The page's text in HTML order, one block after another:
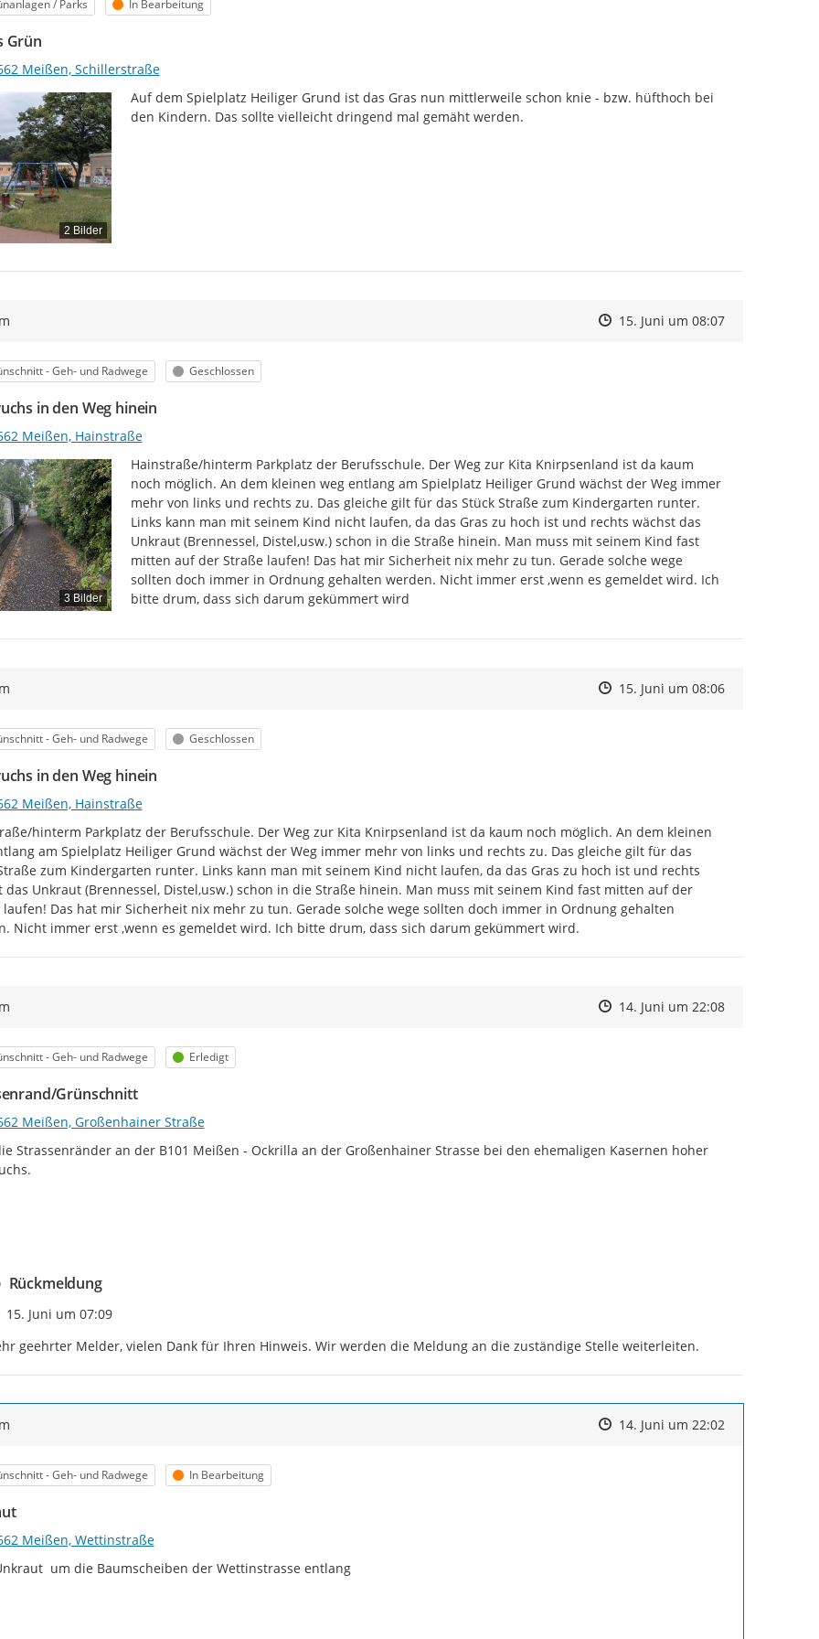
/ Parks Status
In Bearbeitung
Grün
Meißen, Schillerstraße
2 Bilder
Auf dem Spielplatz Heiliger Grund ist das Gras nun mittlerweile schon knie - bzw. hüfthoch bei
den Kindern. Das sollte vielleicht dringend mal gemäht werden.
Zeitpunkt des Erstellens
Zeitpunkt des Erstellens
15. Juni um 08:07Zur Äußerung
- Geh- und Radwege Status
Geschlossen
in den Weg hinein
Meißen, Hainstraße
3 Bilder
Hainstraße/hinterm Parkplatz der Berufsschule. Der Weg zur Kita Knirpsenland ist da kaum
noch möglich. An dem kleinen weg entlang am Spielplatz Heiliger Grund wächst der Weg immer
mehr von links und rechts zu. Das gleiche gilt für das Stück Straße zum Kindergarten runter.
Links kann man mit seinem Kind nicht laufen, da das Gras zu hoch ist und rechts wächst das
Unkraut (Brennessel, Distel,usw.) schon in die Straße hinein. Man muss mit seinem Kind fast
mitten auf der Straße laufen! Das hat mir Sicherheit nix mehr zu tun. Gerade solche wege
sollten doch immer in Ordnung gehalten werden. Nicht immer erst ,wenn es gemeldet wird. Ich
bitte drum, dass sich darum gekümmert wird
Zeitpunkt des Erstellens
Zeitpunkt des Erstellens
15. Juni um 08:06Zur Äußerung
- Geh- und Radwege Status
Geschlossen
in den Weg hinein
Meißen, Hainstraße
hinterm Parkplatz der Berufsschule. Der Weg zur Kita Knirpsenland ist da kaum noch möglich. An dem kleinen
am Spielplatz Heiliger Grund wächst der Weg immer mehr von links und rechts zu. Das gleiche gilt für das
zum Kindergarten runter. Links kann man mit seinem Kind nicht laufen, da das Gras zu hoch ist und rechts
das Unkraut (Brennessel, Distel,usw.) schon in die Straße hinein. Man muss mit seinem Kind fast mitten auf der
laufen! Das hat mir Sicherheit nix mehr zu tun. Gerade solche wege sollten doch immer in Ordnung gehalten
Nicht immer erst ,wenn es gemeldet wird. Ich bitte drum, dass sich darum gekümmert wird.
Zeitpunkt des Erstellens
Zeitpunkt des Erstellens
14. Juni um 22:08Zur Äußerung
- Geh- und Radwege Status
Erledigt
Grünschnitt
Meißen, Großenhainer Straße
Strassenränder an der B101 Meißen - Ockrilla an der Großenhainer Strasse bei den ehemaligen Kasernen hoher
Rückmeldung
Zeitpunkt des Erstellens
15. Juni um 07:09
geehrter Melder, vielen Dank für Ihren Hinweis. Wir werden die Meldung an die zuständige Stelle weiterleiten.
Zeitpunkt des Erstellens
Zeitpunkt des Erstellens
14. Juni um 22:02Zur Äußerung
- Geh- und Radwege Status
In Bearbeitung
Meißen, Wettinstraße
um die Baumscheiben der Wettinstrasse entlang